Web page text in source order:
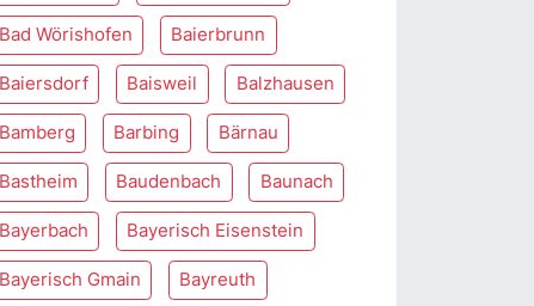
Bad Wörishofen Baierbrunn
Baiersdorf Baisweil Balzhausen
Bamberg Barbing Bärnau
Bastheim Baudenbach Baunach
Bayerbach Bayerisch Eisenstein
Bayerisch Gmain Bayreuth